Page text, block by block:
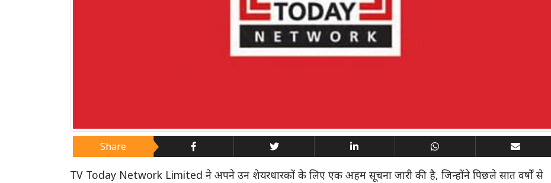
Share
TV Today Network Limited ने अपने उन शेयरधारकों के लिए एक अहम सूचना जारी की है, जिन्होंने पिछले सात वर्षों से